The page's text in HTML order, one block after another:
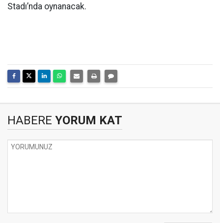
Stadı’nda oynanacak.
HABERE YORUM KAT